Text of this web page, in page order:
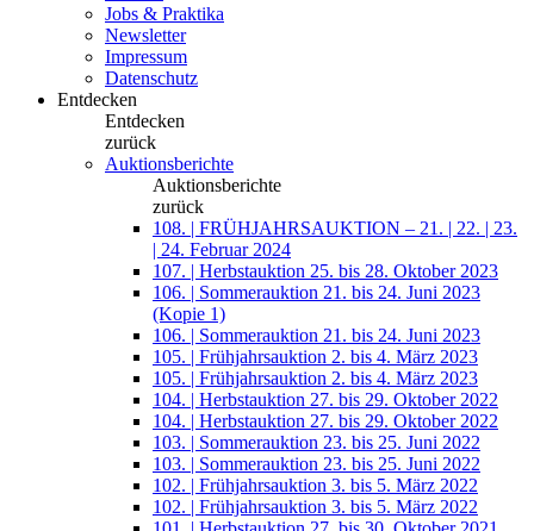
Jobs & Praktika
Newsletter
Impressum
Datenschutz
Entdecken
Entdecken
zurück
Auktionsberichte
Auktionsberichte
zurück
108. | FRÜHJAHRSAUKTION – 21. | 22. | 23.
| 24. Februar 2024
107. | Herbstauktion 25. bis 28. Oktober 2023
106. | Sommerauktion 21. bis 24. Juni 2023
(Kopie 1)
106. | Sommerauktion 21. bis 24. Juni 2023
105. | Frühjahrsauktion 2. bis 4. März 2023
105. | Frühjahrsauktion 2. bis 4. März 2023
104. | Herbstauktion 27. bis 29. Oktober 2022
104. | Herbstauktion 27. bis 29. Oktober 2022
103. | Sommerauktion 23. bis 25. Juni 2022
103. | Sommerauktion 23. bis 25. Juni 2022
102. | Frühjahrsauktion 3. bis 5. März 2022
102. | Frühjahrsauktion 3. bis 5. März 2022